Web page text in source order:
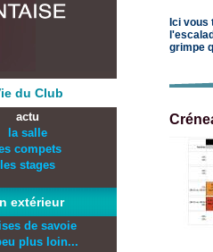
du Club
actu
la salle
compets
les stages
extérieur
de savoie
plus loin...
Ici
grimpe